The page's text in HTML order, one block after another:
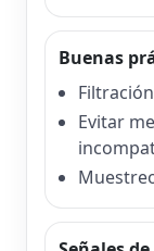
Buenas
Evitar